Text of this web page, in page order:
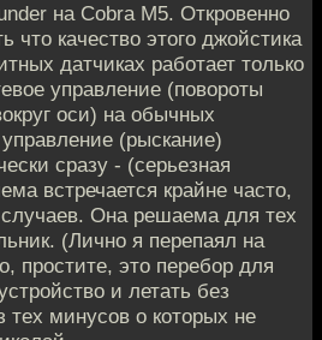
на Cobra M5. Откровенно
что качество этого джойстика
датчиках работает только
управление (повороты
оси) на обычных
(рыскание)
сразу - (серьезная
встречается крайне часто,
Она решаема для тех
(Лично я перепаял на
простите, это перебор для
и летать без
минусов о которых не